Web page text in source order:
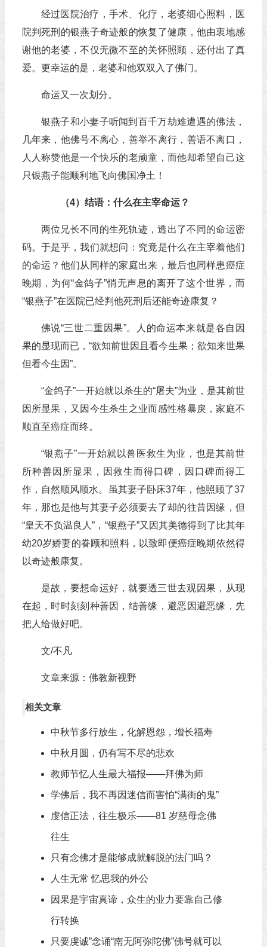
经过医院治疗，手术、化疗，老婆细心照料，医
院判死刑的银燕子奇迹般的恢复了健康，他由衷地感
谢他的老婆，不仅无微不至的关怀照顾，还付出了真
爱。更幸运的是，老婆和他双双入了佛门。
命运又一次划分。
银燕子和小妻子听闻到百千万劫难遭遇的佛法，
几年来，他佛号不离心，善举不离行，善语不离口，
人人称赞他是一个快乐的老顽童，而他却希望自己这
只银燕子能顺利地飞向佛国净土！
（4）结语：什么在主宰命运？
两位兄长不同的生死轨迹，透出了不同的命运密
码。于是乎，我们就想问：究竟是什么在主宰着他们
的命运？他们从同样的家庭出来，最后也同样患癌症
晚期，为何“金鸽子”悄无声息的离开了这个世界，而
“银燕子”在医院已经判他死刑后还能奇迹康复？
佛说“三世二重因果”。人的命运本来就是各自因
果的显现而已，“欲知前世因且看今生果；欲知来世果
但看今生因”。
“金鸽子”一开始就以杀生的“屠夫”为业，是其前世
因所显果，又因今生杀生之业而感性格暴戾，家庭不
顺直至癌症而终。
“银燕子”一开始就以兽医救生为业，也是其前世
所种善因所显果，因救生而得口碑，因口碑而得工
作，自然顺风顺水。虽其妻子卧床37年，他照顾了37
年，那也是他与其妻子必须要去了却的往昔因缘，但
“皇天不负温良人”，“银燕子”又因其美德得到了比其年
幼20岁娇妻的眷顾和照料，以致即便癌症晚期依然得
以奇迹般康复。
是故，要想命运好，就要透三世去观因果，从现
在起，时时刻刻种善因，结善缘，避恶因避恶缘，先
把人给做好吧。
文/不凡
文章来源：佛教新视野
相关文章
中秋节多行放生，化解恩怨，增长福寿
中秋月圆，仍有写不尽的悲欢
教师节忆人生最大福报——拜佛为师
学佛后，我不再因迷信而害怕“满街的鬼”
虔信正法，往生极乐——81 岁慈母念佛
往生
只有念佛才是能够成就解脱的法门吗？
人生无常 忆思我的外公
因果是宇宙真谛，众生的业力要靠自己修
行转换
只要虔诚”念诵“南无阿弥陀佛”佛号就可以